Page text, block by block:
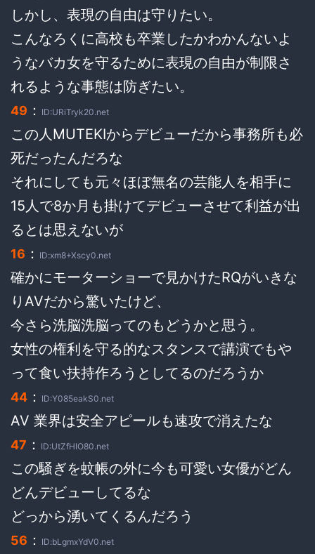
しかし、表現の自由は守りたい。
こんなろくに高校も卒業したかわかんないよ
うなバカ女を守るために表現の自由が制限さ
れるような事態は防ぎたい。
49 ： ID:URiTryk20.net
この人MUTEKIからデビューだから事務所も必
死だったんだろな
それにしても元々ほぼ無名の芸能人を相手に
15人で8か月も掛けてデビューさせて利益が出
るとは思えないが
16 ： ID:xm8+Xscy0.net
確かにモーターショーで見かけたRQがいきな
りAVだから驚いたけど、
今さら洗脳洗脳ってのもどうかと思う。
女性の権利を守る的なスタンスで講演でもや
って食い扶持作ろうとしてるのだろうか
44 ： ID:Y085eakS0.net
AV 業界は安全アピールも速攻で消えたな
47 ： ID:UtZfHIO80.net
この騒ぎを蚊帳の外に今も可愛い女優がどん
どんデビューしてるな
どっから湧いてくるんだろう
56 ： ID:bLgmxYdV0.net